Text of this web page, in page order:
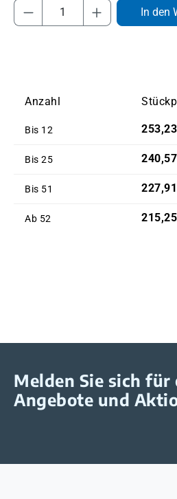
Produkt Anzahl: GibIn den
Anzahl
Bis 12
Bis 25
Bis 51
Ab 52
Melden Sie sich für
Angebote und